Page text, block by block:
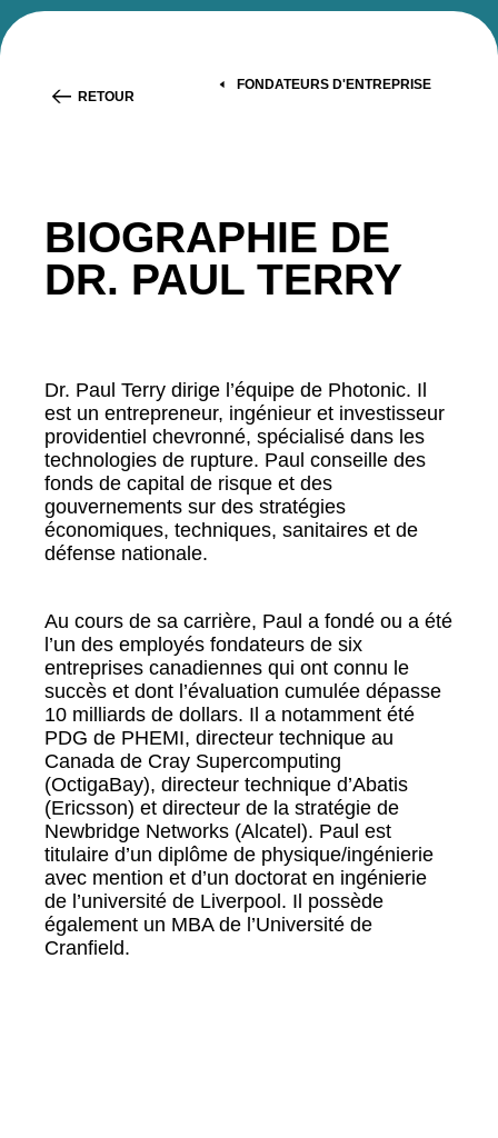
RETOUR
FONDATEURS D'ENTREPRISE
BIOGRAPHIE DE
DR. PAUL TERRY
Dr. Paul Terry dirige l’équipe de Photonic. Il
est un entrepreneur, ingénieur et investisseur
providentiel chevronné, spécialisé dans les
technologies de rupture. Paul conseille des
fonds de capital de risque et des
gouvernements sur des stratégies
économiques, techniques, sanitaires et de
défense nationale.
Au cours de sa carrière, Paul a fondé ou a été
l’un des employés fondateurs de six
entreprises canadiennes qui ont connu le
succès et dont l’évaluation cumulée dépasse
10 milliards de dollars. Il a notamment été
PDG de PHEMI, directeur technique au
Canada de Cray Supercomputing
(OctigaBay), directeur technique d’Abatis
(Ericsson) et directeur de la stratégie de
Newbridge Networks (Alcatel). Paul est
titulaire d’un diplôme de physique/ingénierie
avec mention et d’un doctorat en ingénierie
de l’université de Liverpool. Il possède
également un MBA de l’Université de
Cranfield.